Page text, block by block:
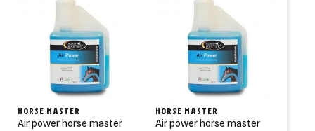
HORSE MASTER
air power horse master
HORSE MASTER
air power horse master